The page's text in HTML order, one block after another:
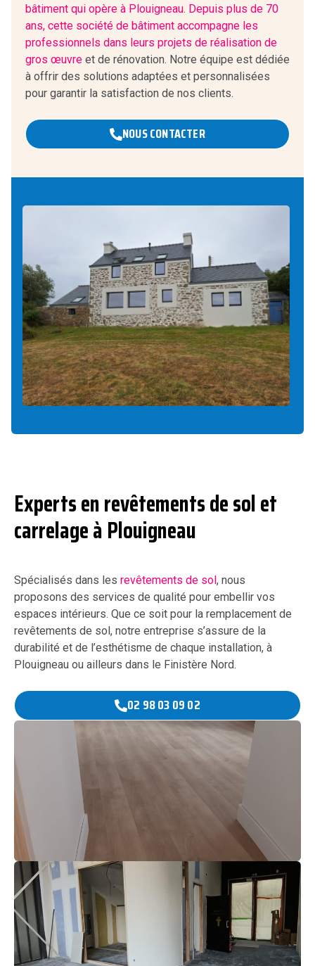
bâtiment qui opère à Plouigneau. Depuis plus de 70
ans, cette société de bâtiment accompagne les
professionnels dans leurs projets de réalisation de
gros œuvre et de rénovation. Notre équipe est dédiée
à offrir des solutions adaptées et personnalisées
pour garantir la satisfaction de nos clients.
NOUS CONTACTER
Experts en revêtements de sol et
carrelage à Plouigneau
Spécialisés dans les revêtements de sol , nous
proposons des services de qualité pour embellir vos
espaces intérieurs. Que ce soit pour la remplacement de
revêtements de sol, notre entreprise s’assure de la
durabilité et de l’esthétisme de chaque installation, à
Plouigneau ou ailleurs dans le Finistère Nord.
02 98 03 09 02